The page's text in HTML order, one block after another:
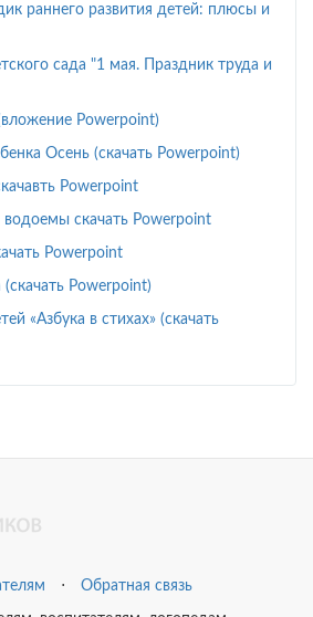
раннего развития детей: плюсы и
сада "1 мая. Праздник труда и
Powerpoint)
Осень (скачать Powerpoint)
Powerpoint
водоемы скачать Powerpoint
Powerpoint
(скачать Powerpoint)
«Азбука в стихах» (скачать
⋅ Обратная связь